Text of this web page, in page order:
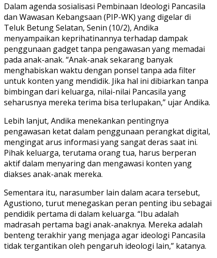
Dalam agenda sosialisasi Pembinaan Ideologi Pancasila
dan Wawasan Kebangsaan (PIP-WK) yang digelar di
Teluk Betung Selatan, Senin (10/2), Andika
menyampaikan keprihatinannya terhadap dampak
penggunaan gadget tanpa pengawasan yang memadai
pada anak-anak. “Anak-anak sekarang banyak
menghabiskan waktu dengan ponsel tanpa ada filter
untuk konten yang mendidik. Jika hal ini dibiarkan tanpa
bimbingan dari keluarga, nilai-nilai Pancasila yang
seharusnya mereka terima bisa terlupakan,” ujar Andika.
Lebih lanjut, Andika menekankan pentingnya
pengawasan ketat dalam penggunaan perangkat digital,
mengingat arus informasi yang sangat deras saat ini.
Pihak keluarga, terutama orang tua, harus berperan
aktif dalam menyaring dan mengawasi konten yang
diakses anak-anak mereka.
Sementara itu, narasumber lain dalam acara tersebut,
Agustiono, turut menegaskan peran penting ibu sebagai
pendidik pertama di dalam keluarga. “Ibu adalah
madrasah pertama bagi anak-anaknya. Mereka adalah
benteng terakhir yang menjaga agar ideologi Pancasila
tidak tergantikan oleh pengaruh ideologi lain,” katanya.